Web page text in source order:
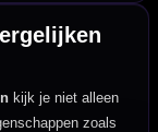
kijk je niet alleen
zoals